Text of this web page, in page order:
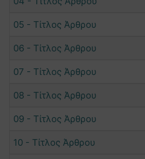
05 - Τίτλος Άρθρου
06 - Τίτλος Άρθρου
07 - Τίτλος Άρθρου
08 - Τίτλος Άρθρου
09 - Τίτλος Άρθρου
10 - Τίτλος Άρθρου